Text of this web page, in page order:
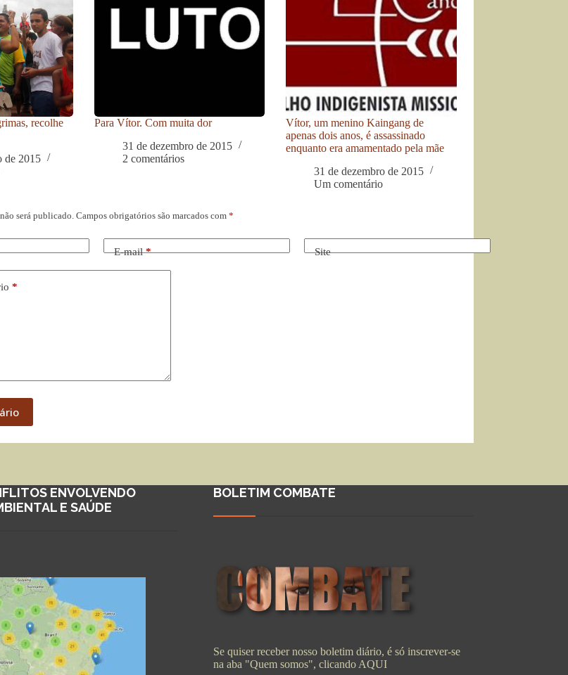
recolhe
de 2015
Para Vítor. Com muita dor
31 de dezembro de 2015
2 comentários
Vítor, um menino Kaingang de
apenas dois anos, é assassinado
enquanto era amamentado pela mãe
31 de dezembro de 2015
Um comentário
será publicado. Campos obrigatórios são marcados com *
E-mail* Site
*
ENVOLVENDO
E SAÚDE
BOLETIM COMBATE
Se quiser receber nosso boletim diário, é só inscrever-se
na aba "Quem somos", clicando AQUI